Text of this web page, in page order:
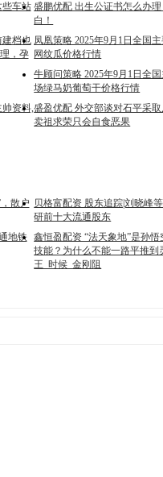
些车站 盛鹏优配 出生公证书怎么办
白！
档也
，孕
凤凰策略 2025年9月1日全国
网纹瓜价格行情
牛顾问策略 2025年9月1日全
场绿马奶葡萄干价格行情
资料,盛盈优配 外交部谈对石平采
卖祖求荣只会自食恶果
散户 贝格富配资 股东追踪|刘晓峰
研前十大流通股东
地铁
鑫恒盈配资 “法天象地”是孙
技能？为什么不能一路平推到
王_时候_金刚阻